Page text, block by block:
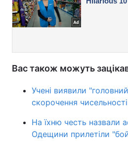
Вас також можуть
Учені виявили
скорочення
На їхню честь назвали
Одещини прилетіли